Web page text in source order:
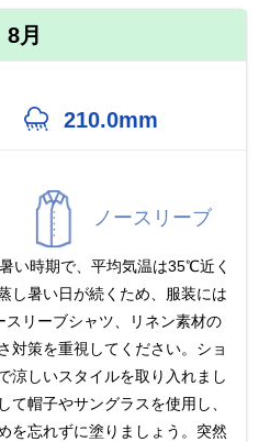
8月
210.0mm
ノースリーブ
い時期で、平均気温は35℃近く
し暑い日が続くため、服装には
リーブシャツ、リネン素材の
対策を重視してください。ショ
涼しいスタイルを取り入れまし
て帽子やサングラスを使用し、
を忘れずに塗りましょう。突然